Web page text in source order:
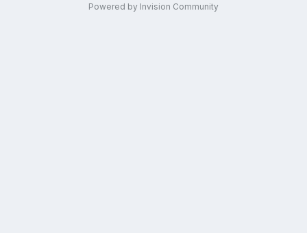
Powered by Invision Community